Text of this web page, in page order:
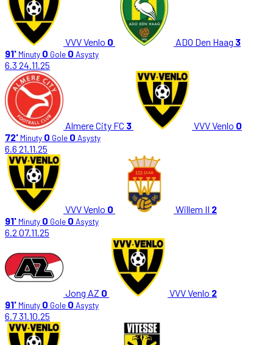
VVV Venlo 0 ADO Den Haag 3
91' Minuty 0 Gole 0 Asysty
6.3 24.11.25
Almere City FC 3 VVV Venlo 0
72' Minuty 0 Gole 0 Asysty
6.6 21.11.25
VVV Venlo 0 Willem II 2
91' Minuty 0 Gole 0 Asysty
6.2 07.11.25
Jong AZ 0 VVV Venlo 2
91' Minuty 0 Gole 0 Asysty
6.731.10.25